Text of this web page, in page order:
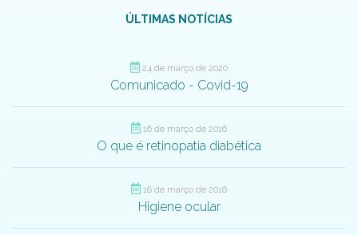
ÚLTIMAS NOTÍCIAS
24 de março de 2020
Comunicado - Covid-19
16 de março de 2016
O que é retinopatia diabética
16 de março de 2016
Higiene ocular